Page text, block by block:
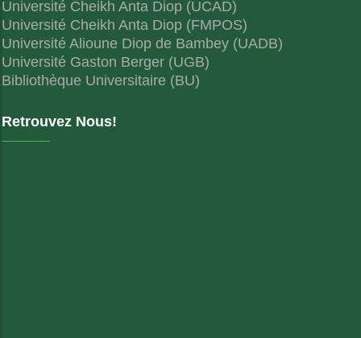
Université Cheikh Anta Diop (UCAD)
Université Cheikh Anta Diop (FMPOS)
Université Alioune Diop de Bambey (UADB)
Université Gaston Berger (UGB)
Bibliothèque Universitaire (BU)
Retrouvez Nous!